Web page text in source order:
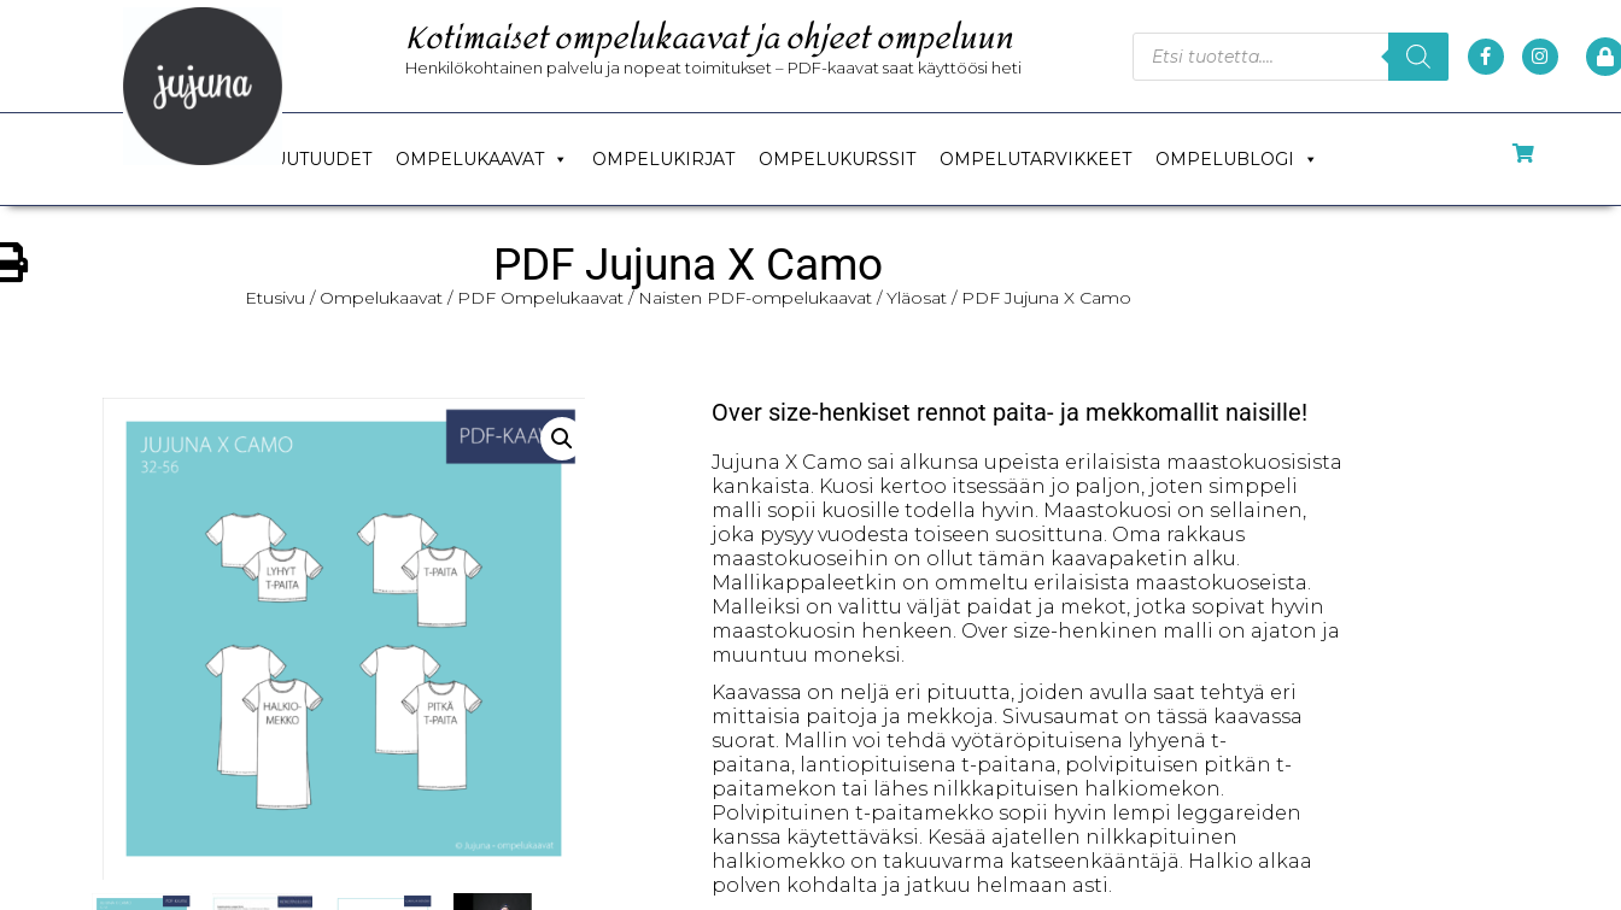
Kotimaiset ompelukaavat ja ohjeet ompeluun
Henkilökohtainen palvelu ja nopeat toimitukset – PDF-kaavat saat käyttöösi heti
UUTUUDET OMPELUKAAVAT OMPELUKIRJAT OMPELUKURSSIT OMPELUTARVIKKEET OMPELUBLOGI
PDF Jujuna X Camo
Etusivu / Ompelukaavat/ PDF Ompelukaavat/ Naisten PDF-ompelukaavat/Yläosat/ PDF Jujuna X Camo
Over size-henkiset rennot paita- ja mekkomallit naisille!
Jujuna X Camo sai alkunsa upeista erilaisista maastokuosisista
kankaista. Kuosi kertoo itsessään jo paljon, joten simppeli
malli sopii kuosille todella hyvin. Maastokuosi on sellainen,
joka pysyy vuodesta toiseen suosittuna. Oma rakkaus
maastokuoseihin on ollut tämän kaavapaketin alku.
Mallikappaleetkin on ommeltu erilaisista maastokuoseista.
Malleiksi on valittu väljät paidat ja mekot, jotka sopivat hyvin
maastokuosin henkeen. Over size-henkinen malli on ajaton ja
muuntuu moneksi.
Kaavassa on neljä eri pituutta, joiden avulla saat tehtyä eri
mittaisia paitoja ja mekkoja. Sivusaumat on tässä kaavassa
suorat. Mallin voi tehdä vyötäröpituisena lyhyenä t-
paitana, lantiopituisena t-paitana, polvipituisen pitkän t-
paitamekon tai lähes nilkkapituisen halkiomekon.
Polvipituinen t-paitamekko sopii hyvin lempi leggareiden
kanssa käytettäväksi. Kesää ajatellen nilkkapituinen
halkiomekko on takuuvarma katseenkääntäjä. Halkio alkaa
polven kohdalta ja jatkuu helmaan asti.